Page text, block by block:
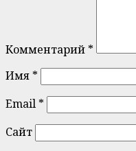
Комментарий *
Имя *
Email *
Сайт